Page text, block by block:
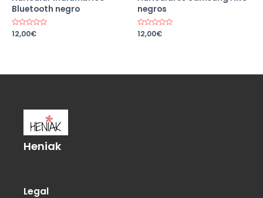
Bluetooth negro
Valorado
en
12,00€
negros
Valorado
en
12,00€
Heniak
Legal